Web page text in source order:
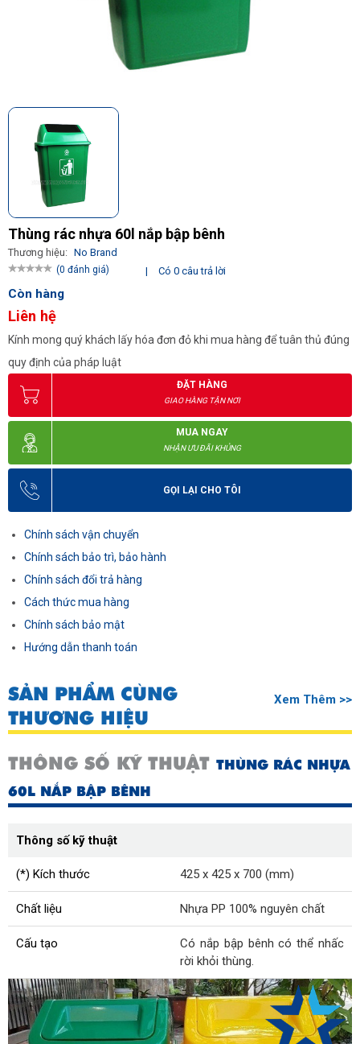
Thùng rác nhựa 60l nắp bập bênh
Thương hiệu: No Brand
(0 đánh giá) | Có 0 câu trả lời
Còn hàng
Liên hệ
Kính mong quý khách lấy hóa đơn đỏ khi mua hàng để tuân thủ đúng
quy định của pháp luật
ĐẶT HÀNG
GIAO HÀNG TẬN NƠI
MUA NGAY
NHẬN ƯU ĐÃI KHỦNG
GỌI LẠI CHO TÔI
Chính sách vận chuyển
Chính sách bảo trì, bảo hành
Chính sách đổi trả hàng
Cách thức mua hàng
Chính sách bảo mật
Hướng dẫn thanh toán
SẢN PHẨM CÙNG
THƯƠNG HIỆU
Xem Thêm >>
THÔNG SỐ KỸ THUẬT THÙNG RÁC NHỰA
60L NẮP BẬP BÊNH
Thông số kỹ thuật
(*) Kích thước 425 x 425 x 700 (mm)
Chất liệu Nhựa PP 100% nguyên chất
Cấu tạo
Có nắp bập bênh có thể nhấc
rời khỏi thùng.